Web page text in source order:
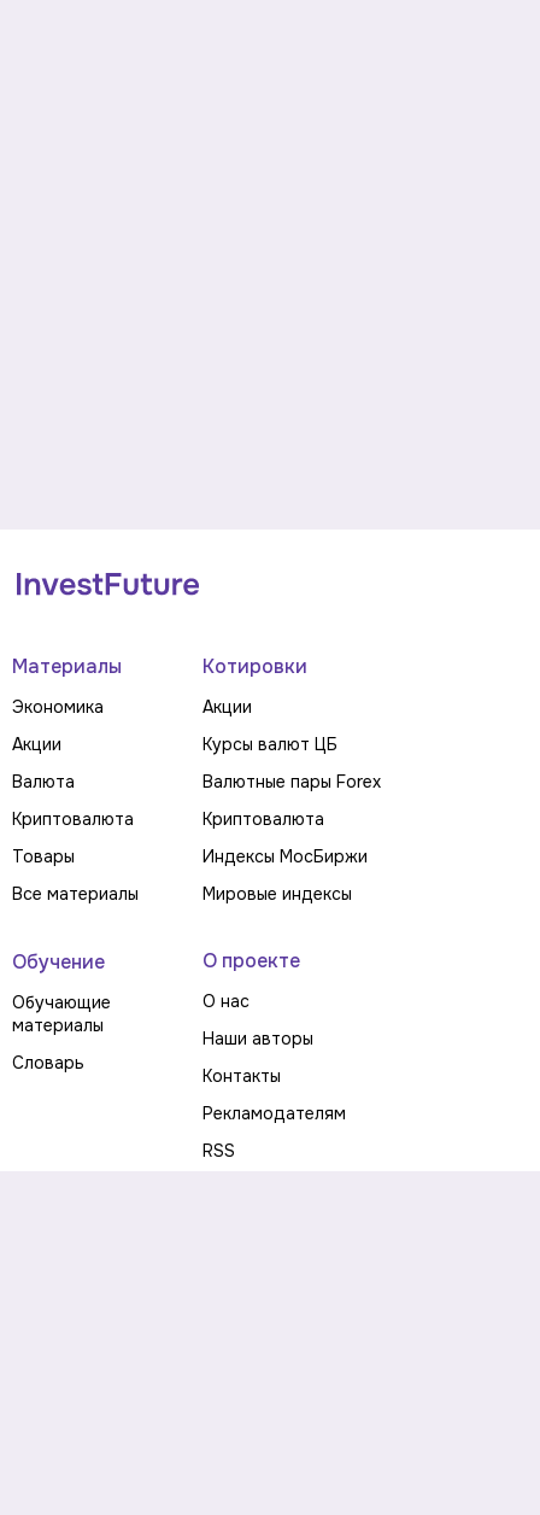
Материалы
Экономика
Акции
Валюта
Криптовалюта
Товары
Все материалы
Котировки
Акции
Курсы валют ЦБ
Валютные пары Forex
Криптовалюта
Индексы МосБиржи
Мировые индексы
Обучение
Обучающие
материалы
Словарь
О проекте
О нас
Наши авторы
Контакты
Рекламодателям
RSS